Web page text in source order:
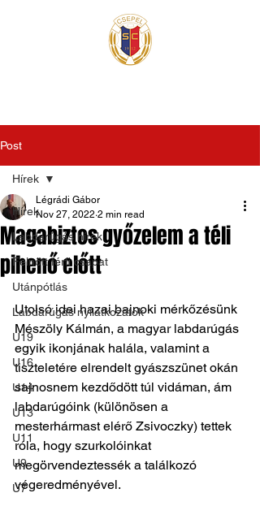
Post
Hírek
Labdarúgás hírek
Felnőtt férfi csapat
Utánpótlás
Labdarúgás nyilatkozatok
U19
U16
U14
U13
U11
U9
U7
Hírek
Magabiztos győzelem a téli
pihenő előtt
Légrádi Gábor
Nov 27, 2022 2 min read
Utolsó idei hazai bajnoki mérkőzésünk
Mészöly Kálmán, a magyar labdarúgás
egyik ikonjának halála, valamint a
tiszteletére elrendelt gyászszünet okán
sajnosnem kezdődött túl vidáman, ám
labdarúgóink (különösen a
mesterhármast elérő Zsivoczky) tettek
róla, hogy szurkolóinkat
megörvendeztessék a találkozó
végeredményével.